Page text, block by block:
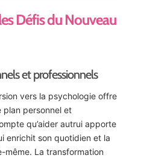
Défis du Nouveau
et professionnels
vers la psychologie offre
plan personnel et
qu’aider autrui apporte
enrichit son quotidien et la
même. La transformation